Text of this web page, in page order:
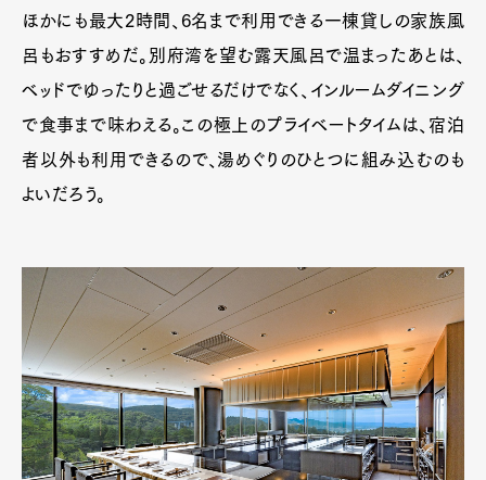
ほかにも最大2時間、6名まで利用できる一棟貸しの家族風
呂もおすすめだ。別府湾を望む露天風呂で温まったあとは、
ベッドでゆったりと過ごせるだけでなく、インルームダイニング
で食事まで味わえる。この極上のプライベートタイムは、宿泊
者以外も利用できるので、湯めぐりのひとつに組み込むのも
よいだろう。